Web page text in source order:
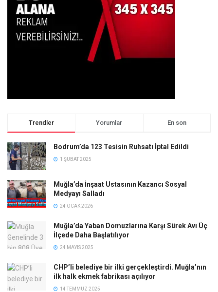
Trendler Yorumlar En son
Bodrum’da 123 Tesisin Ruhsatı İptal Edildi
1 ŞUBAT 2025
Muğla’da İnşaat Ustasının Kazancı Sosyal
Medyayı Salladı
24 OCAK 2026
Muğla’da Yaban Domuzlarına Karşı Sürek Avı Üç
İlçede Daha Başlatılıyor
24 MAYIS 2025
CHP’li belediye bir ilki gerçekleştirdi. Muğla’nın
ilk halk ekmek fabrikası açılıyor
14 TEMMUZ 2025